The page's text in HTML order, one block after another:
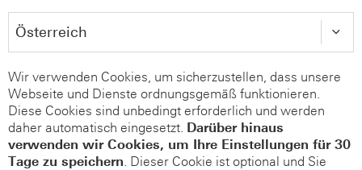
Wir verwenden Cookies, um sicherzustellen, dass unsere
Webseite und Dienste ordnungsgemäß funktionieren.
Diese Cookies sind unbedingt erforderlich und werden
daher automatisch eingesetzt. Darüber hinaus
verwenden wir Cookies, um Ihre Einstellungen für 30
Tage zu speichern. Dieser Cookie ist optional und Sie